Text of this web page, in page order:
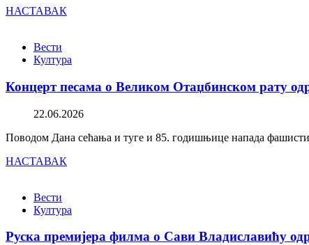
НАСТАВАК
Вести
Култура
Концерт песама о Великом Отаџбинском рату
22.06.2026
Поводом Дана сећања и туге и 85. годишњице напада
НАСТАВАК
Вести
Култура
Руска премијера филма о Сави Владиславићу